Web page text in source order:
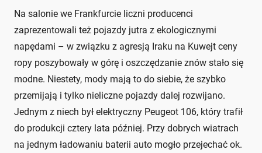
Na salonie we Frankfurcie liczni producenci
zaprezentowali też pojazdy jutra z ekologicznymi
napędami – w związku z agresją Iraku na Kuwejt ceny
ropy poszybowały w górę i oszczędzanie znów stało się
modne. Niestety, mody mają to do siebie, że szybko
przemijają i tylko nieliczne pojazdy dalej rozwijano.
Jednym z niech był elektryczny Peugeot 106, który trafił
do produkcji cztery lata później. Przy dobrych wiatrach
na jednym ładowaniu baterii auto mogło przejechać ok.